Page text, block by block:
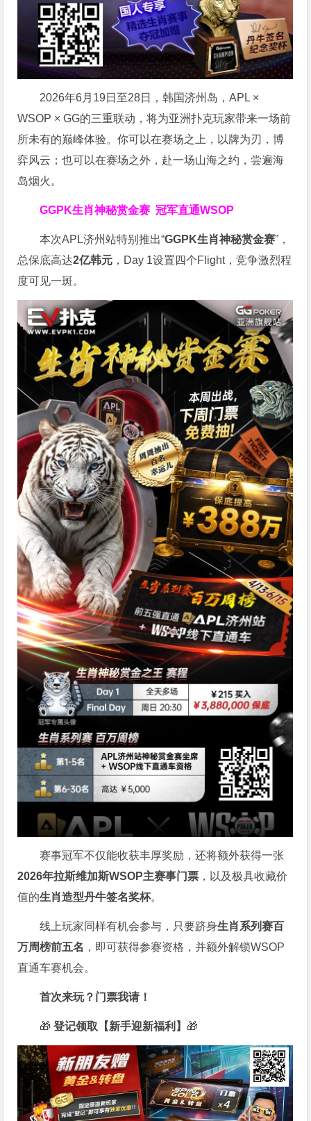
2026年6月19日至28日，韩国济州岛，APL ×
WSOP × GG的三重联动，将为亚洲扑克玩家带来一场前
所未有的巅峰体验。你可以在赛场之上，以牌为刃，博
弈风云；也可以在赛场之外，赴一场山海之约，尝遍海
岛烟火。
GGPK生肖神秘赏金赛冠军直通WSOP
本次APL济州站特别推出“GGPK生肖神秘赏金赛”，
总保底高达2亿韩元 ，Day 1设置四个Flight，竞争激烈程
度可见一斑。
赛事冠军不仅能收获丰厚奖励，还将额外获得一张
2026年拉斯维加斯WSOP主赛事门票 ，以及极具收藏价
值的生肖造型丹牛签名奖杯。
线上玩家同样有机会参与，只要跻身生肖系列赛百
万周榜前五名 ，即可获得参赛资格，并额外解锁WSOP
直通车赛机会。
首次来玩？门票我请！
🎁 登记领取【新手迎新福利】 🎁